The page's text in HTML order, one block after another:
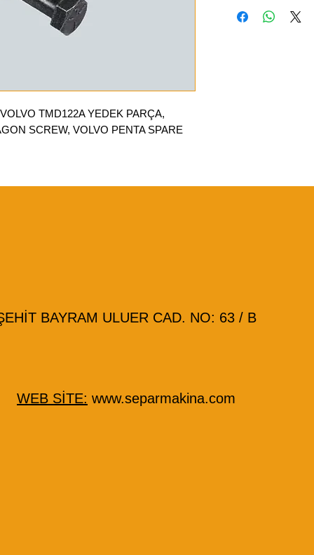
TMD122A YEDEK PARÇA,
SCREW, VOLVO PENTA SPARE
BAYRAM ULUER CAD. NO: 63 / B
WEB SİTE: www.separmakina.com